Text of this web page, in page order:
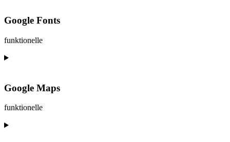
wordpress
Google Fonts
funktionelle
Consent
google-
fonts
Google Maps
funktionelle
Consent